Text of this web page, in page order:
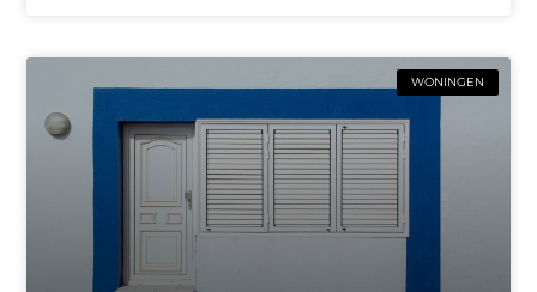
WONINGEN